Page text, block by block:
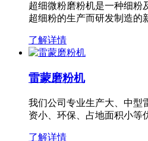
超细微粉磨粉机是一种细粉
超细粉的生产而研发制造
了解详情
雷蒙磨粉机
我们公司专业生产大、中型
资小、环保、占地面积小
了解详情